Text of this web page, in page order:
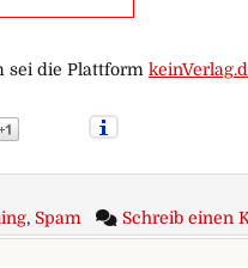
sei die Plattform
, Spam Schreib einen